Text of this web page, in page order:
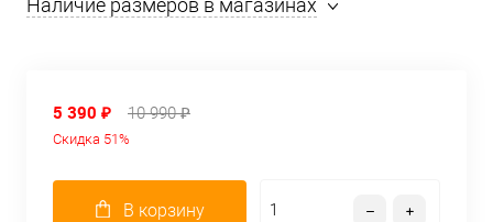
Наличие размеров в магазинах
5 390 ₽ 10 990 ₽
Скидка 51%
В корзину